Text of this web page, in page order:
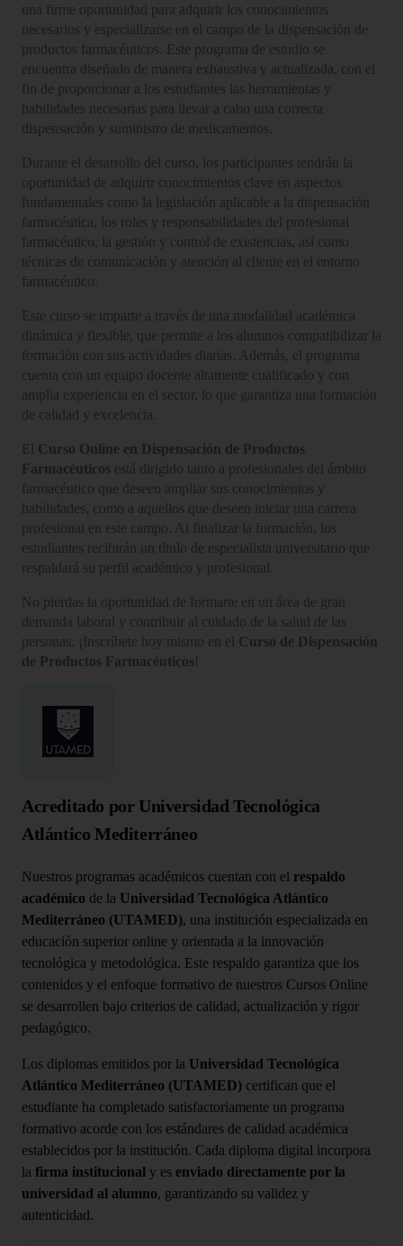
una firme oportunidad para adquirir los conocimientos
necesarios y especializarse en el campo de la dispensación de
productos farmacéuticos. Este programa de estudio se
encuentra diseñado de manera exhaustiva y actualizada, con el
fin de proporcionar a los estudiantes las herramientas y
habilidades necesarias para llevar a cabo una correcta
dispensación y suministro de medicamentos.
Durante el desarrollo del curso, los participantes tendrán la
oportunidad de adquirir conocimientos clave en aspectos
fundamentales como la legislación aplicable a la dispensación
farmacéutica, los roles y responsabilidades del profesional
farmacéutico, la gestión y control de existencias, así como
técnicas de comunicación y atención al cliente en el entorno
farmacéutico.
Este curso se imparte a través de una modalidad académica
dinámica y flexible, que permite a los alumnos compatibilizar la
formación con sus actividades diarias. Además, el programa
cuenta con un equipo docente altamente cualificado y con
amplia experiencia en el sector, lo que garantiza una formación
de calidad y excelencia.
El Curso Online en Dispensación de Productos
Farmacéuticos está dirigido tanto a profesionales del ámbito
farmacéutico que deseen ampliar sus conocimientos y
habilidades, como a aquellos que deseen iniciar una carrera
profesional en este campo. Al finalizar la formación, los
estudiantes recibirán un título de especialista universitario que
respaldará su perfil académico y profesional.
No pierdas la oportunidad de formarte en un área de gran
demanda laboral y contribuir al cuidado de la salud de las
personas. ¡Inscríbete hoy mismo en el Curso de Dispensación
de Productos Farmacéuticos!
Acreditado por Universidad Tecnológica
Atlántico Mediterráneo
Nuestros programas académicos cuentan con el respaldo
académico de la Universidad Tecnológica Atlántico
Mediterráneo (UTAMED), una institución especializada en
educación superior online y orientada a la innovación
tecnológica y metodológica. Este respaldo garantiza que los
contenidos y el enfoque formativo de nuestros Cursos Online
se desarrollen bajo criterios de calidad, actualización y rigor
pedagógico.
Los diplomas emitidos por la Universidad Tecnológica
Atlántico Mediterráneo (UTAMED) certifican que el
estudiante ha completado satisfactoriamente un programa
formativo acorde con los estándares de calidad académica
establecidos por la institución. Cada diploma digital incorpora
la firma institucional y es enviado directamente por la
universidad al alumno, garantizando su validez y
autenticidad.